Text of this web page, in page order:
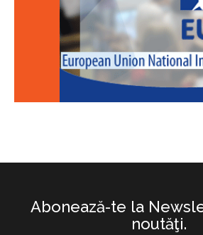
Abonează-te la
noutăţi.